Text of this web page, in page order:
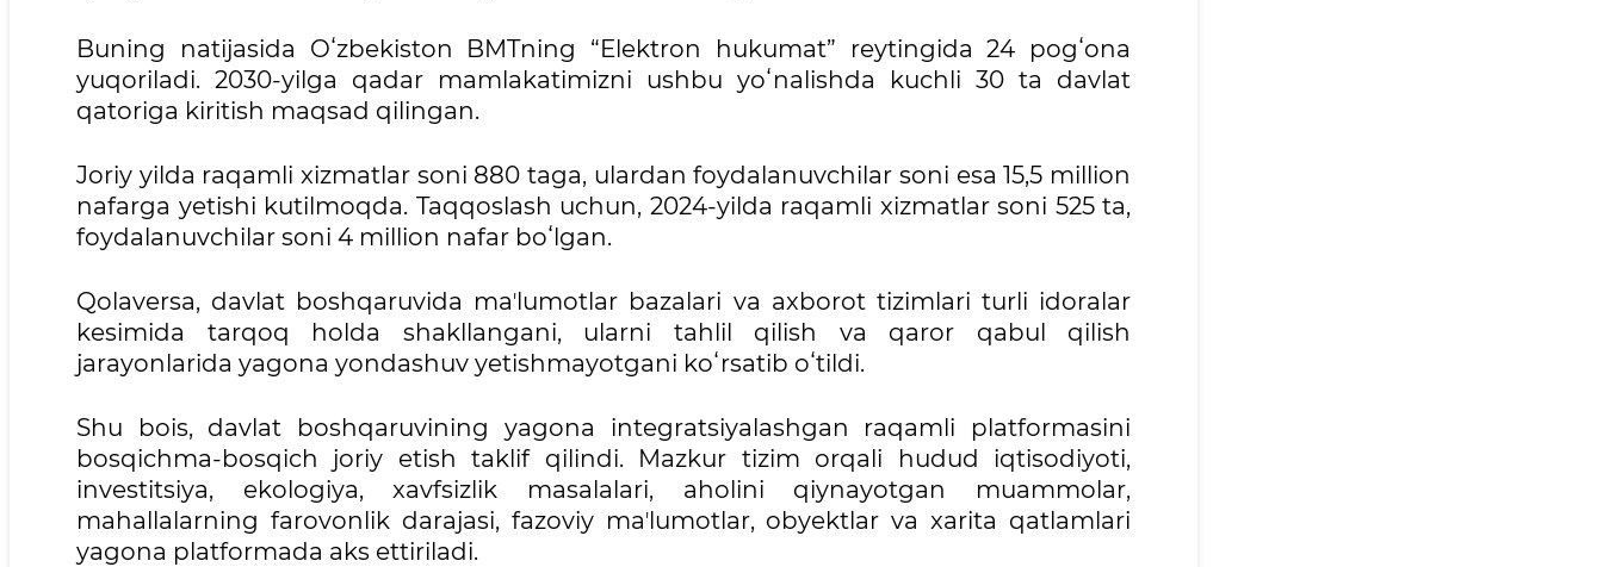
Buning natijasida Oʻzbekiston BMTning “Elektron hukumat” reytingida 24 pogʻona
yuqoriladi. 2030-yilga qadar mamlakatimizni ushbu yoʻnalishda kuchli 30 ta davlat
qatoriga kiritish maqsad qilingan.
Joriy yilda raqamli xizmatlar soni 880 taga, ulardan foydalanuvchilar soni esa 15,5 million
nafarga yetishi kutilmoqda. Taqqoslash uchun, 2024-yilda raqamli xizmatlar soni 525 ta,
foydalanuvchilar soni 4 million nafar boʻlgan.
Qolaversa, davlat boshqaruvida maʼlumotlar bazalari va axborot tizimlari turli idoralar
kesimida tarqoq holda shakllangani, ularni tahlil qilish va qaror qabul qilish
jarayonlarida yagona yondashuv yetishmayotgani koʻrsatib oʻtildi.
Shu bois, davlat boshqaruvining yagona integratsiyalashgan raqamli platformasini
bosqichma-bosqich joriy etish taklif qilindi. Mazkur tizim orqali hudud iqtisodiyoti,
investitsiya, ekologiya, xavfsizlik masalalari, aholini qiynayotgan muammolar,
mahallalarning farovonlik darajasi, fazoviy maʼlumotlar, obyektlar va xarita qatlamlari
yagona platformada aks ettiriladi.